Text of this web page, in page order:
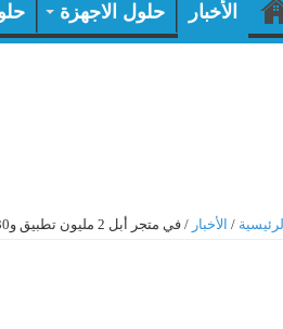
الأخبار حلول الاجهزة
الرئيسية / الأخبار / في متجر أبل 2 مليون تطبيق و130 مليار عملية تنزيل